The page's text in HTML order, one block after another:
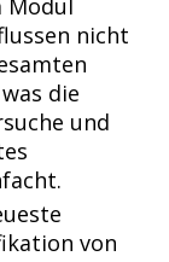
nicht
die
und
von